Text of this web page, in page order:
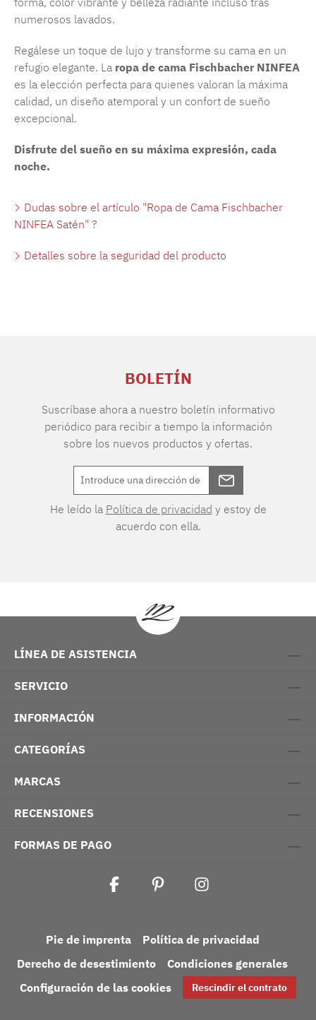
numerosos lavados.
Regálese un toque de lujo y transforme su cama en un
refugio elegante. La ropa de cama Fischbacher NINFEA
es la elección perfecta para quienes valoran la máxima
calidad, un diseño atemporal y un confort de sueño
excepcional.
Disfrute del sueño en su máxima expresión, cada
noche.
Dudas sobre el artículo "Ropa de Cama Fischbacher
NINFEA Satén" ?
Detalles sobre la seguridad del producto
BOLETÍN
Suscríbase ahora a nuestro boletín informativo
periódico para recibir a tiempo la información
sobre los nuevos productos y ofertas.
He leído la Política de privacidad y estoy de
acuerdo con ella.
LÍNEA DE ASISTENCIA
SERVICIO
INFORMACIÓN
CATEGORÍAS
MARCAS
RECENSIONES
FORMAS DE PAGO
Pie de imprenta
Política de privacidad
Derecho de desestimiento
Condiciones generales
Configuración de las cookies
Rescindir el contrato